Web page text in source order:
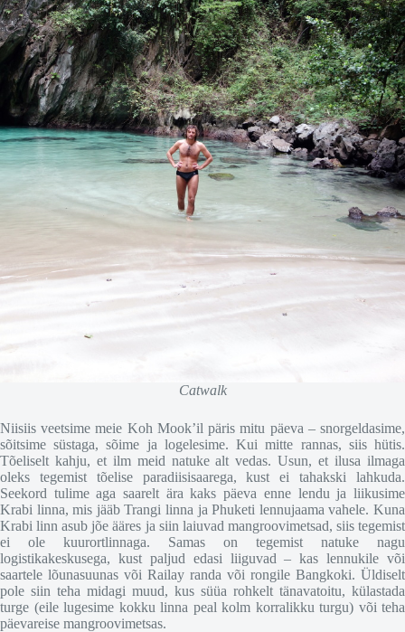
Catwalk
Niisiis veetsime meie Koh Mook’il päris mitu päeva – snorgeldasime,
sõitsime süstaga, sõime ja logelesime. Kui mitte rannas, siis hütis.
Tõeliselt kahju, et ilm meid natuke alt vedas. Usun, et ilusa ilmaga
oleks tegemist tõelise paradiisisaarega, kust ei tahakski lahkuda.
Seekord tulime aga saarelt ära kaks päeva enne lendu ja liikusime
Krabi linna, mis jääb Trangi linna ja Phuketi lennujaama vahele. Kuna
Krabi linn asub jõe ääres ja siin laiuvad mangroovimetsad, siis tegemist
ei ole kuurortlinnaga. Samas on tegemist natuke nagu
logistikakeskusega, kust paljud edasi liiguvad – kas lennukile või
saartele lõunasuunas või Railay randa või rongile Bangkoki. Üldiselt
pole siin teha midagi muud, kus süüa rohkelt tänavatoitu, külastada
turge (eile lugesime kokku linna peal kolm korralikku turgu) või teha
päevareise mangroovimetsas.